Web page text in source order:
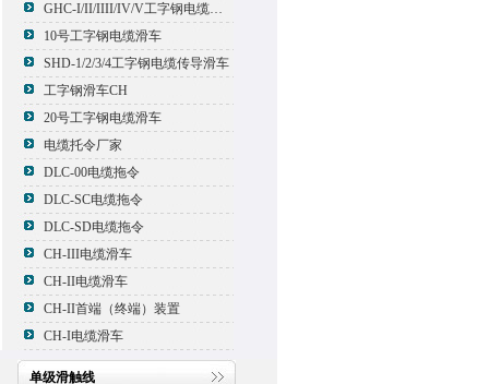
GHC-I/II/IIII/IV/V工字钢电缆滑车
10号工字钢电缆滑车
SHD-1/2/3/4工字钢电缆传导滑车
工字钢滑车CH
20号工字钢电缆滑车
电缆托令厂家
DLC-00电缆拖令
DLC-SC电缆拖令
DLC-SD电缆拖令
CH-III电缆滑车
CH-II电缆滑车
CH-II首端（终端）装置
CH-I电缆滑车
单级滑触线